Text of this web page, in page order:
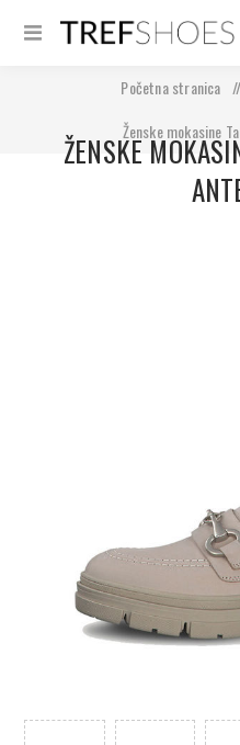
Početna stranica /
Ženske mokasine
ŽENSKE